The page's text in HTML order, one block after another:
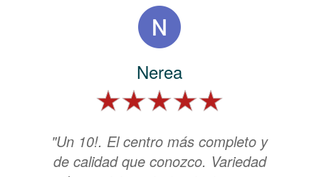
Nerea
"Un 10!. El centro más completo y
de calidad que conozco. Variedad